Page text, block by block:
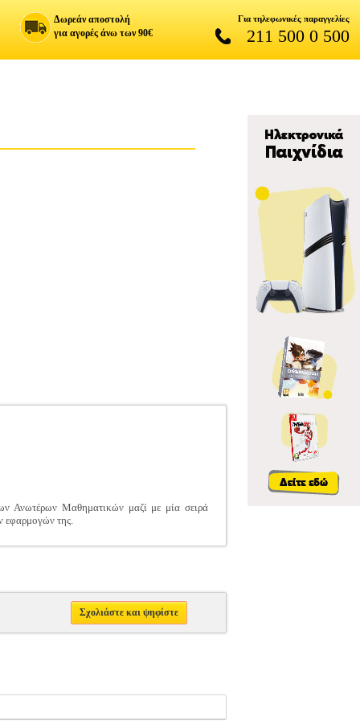
Δωρεάν αποστολή
για αγορές άνω των 90€
Για τηλεφωνικές παραγγελίες
211 500 0 500
Ανωτέρων Μαθηματικών μαζί με μία σειρά
εφαρμογών της.
Σχολιάστε και ψηφίστε